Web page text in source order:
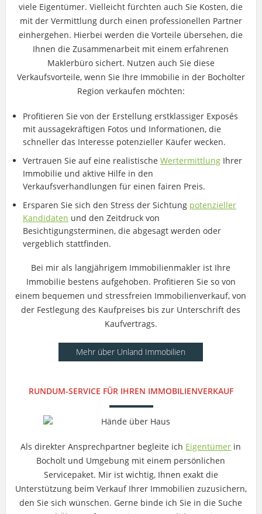
viele Eigentümer. Vielleicht fürchten auch Sie Kosten, die
mit der Vermittlung durch einen professionellen Partner
einhergehen. Hierbei werden die Vorteile übersehen, die
Ihnen die Zusammenarbeit mit einem erfahrenen
Maklerbüro sichert. Nutzen auch Sie diese
Verkaufsvorteile, wenn Sie Ihre Immobilie in der Bocholter
Region verkaufen möchten:
Profitieren Sie von der Erstellung erstklassiger Exposés
mit aussagekräftigen Fotos und Informationen, die
schneller das Interesse potenzieller Käufer wecken.
Vertrauen Sie auf eine realistische WertermittlungIhrer
Immobilie und aktive Hilfe in den
Verkaufsverhandlungen für einen fairen Preis.
Ersparen Sie sich den Stress der Sichtung potenzieller
Kandidaten und den Zeitdruck von
Besichtigungsterminen, die abgesagt werden oder
vergeblich stattfinden.
Bei mir als langjährigem Immobilienmakler ist Ihre
Immobilie bestens aufgehoben. Profitieren Sie so von
einem bequemen und stressfreien Immobilienverkauf, von
der Festlegung des Kaufpreises bis zur Unterschrift des
Kaufvertrags.
Mehr über Unland Immobilien
RUNDUM-SERVICE FÜR IHREN IMMOBILIENVERKAUF
Als direkter Ansprechpartner begleite ich Eigentümer in
Bocholt und Umgebung mit einem persönlichen
Servicepaket. Mir ist wichtig, Ihnen exakt die
Unterstützung beim Verkauf Ihrer Immobilien zuzusichern,
den Sie sich wünschen. Gerne binde ich Sie in die Suche